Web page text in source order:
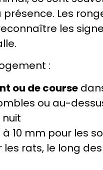
Les
les
:
ou de course
ou au-
10 mm pour les
les rats, le long